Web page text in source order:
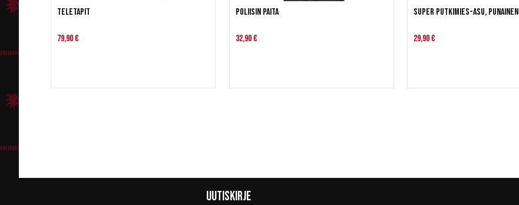
Teletapit
79,90 €
Poliisin paita
32,90 €
Super Putkimies-asu, punainen
29,90 €
Uutiskirje